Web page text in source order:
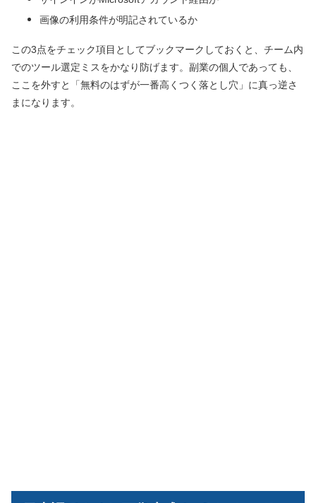
画像の利用条件が明記されているか
この3点をチェック項目としてブックマークしておくと、チーム内
でのツール選定ミスをかなり防げます。副業の個人であっても、
ここを外すと「無料のはずが一番高くつく落とし穴」に真っ逆さ
まになります。